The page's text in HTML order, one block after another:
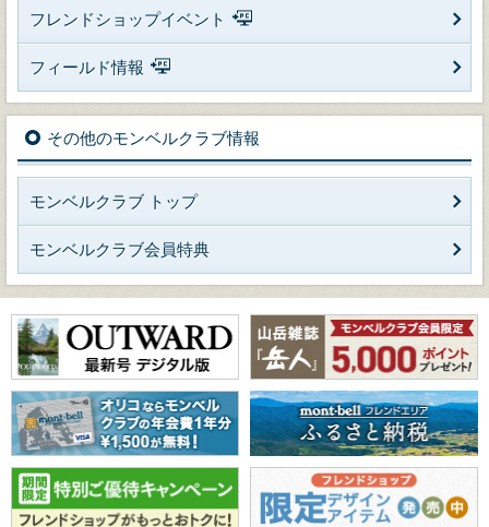
フレンドショップイベント
フィールド情報
その他のモンベルクラブ情報
モンベルクラブ トップ
モンベルクラブ会員特典